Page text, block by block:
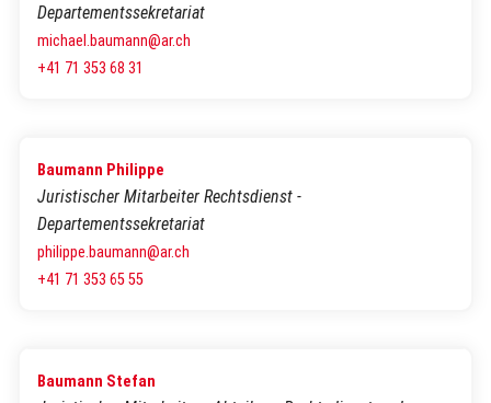
Departementssekretariat
michael.baumann@ar.ch
+41 71 353 68 31
Baumann Philippe
Juristischer Mitarbeiter Rechtsdienst -
Departementssekretariat
philippe.baumann@ar.ch
+41 71 353 65 55
Baumann Stefan